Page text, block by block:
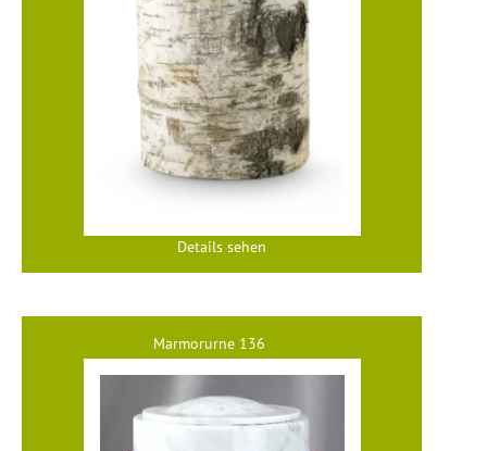
Details sehen
Marmorurne 136